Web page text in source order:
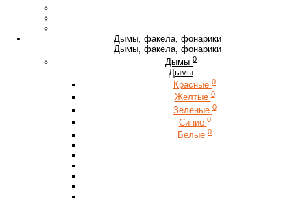
Дымы, факела, фонарики
Дымы, факела, фонарики
Дымы 0
Дымы
Красные 0
Желтые 0
Зеленые 0
Синие 0
Белые 0